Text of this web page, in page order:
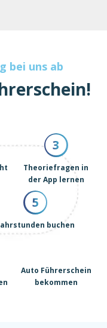
bei uns ab
3
Theoriefragen in
der App lernen
5
buchen
Auto Führerschein
bekommen